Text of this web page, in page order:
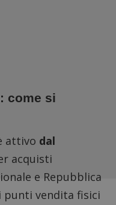
come si
attivo dal
acquisti
e Repubblica
punti vendita fisici